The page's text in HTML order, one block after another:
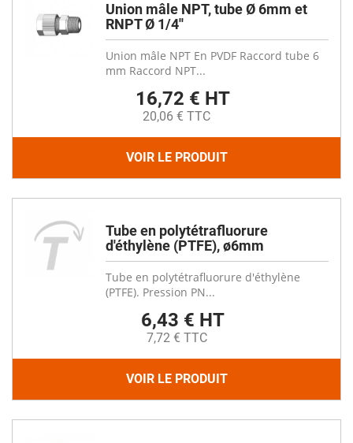
Union mâle NPT, tube Ø 6mm et
RNPT Ø 1/4''
Union mâle NPT En PVDF Raccord tube 6
mm Raccord NPT...
16,72 € HT
20,06 € TTC
VOIR LE PRODUIT
Tube en polytétrafluorure
d'éthylène (PTFE), ø6mm
Tube en polytétrafluorure d'éthylène
(PTFE). Pression PN...
6,43 € HT
7,72 € TTC
VOIR LE PRODUIT